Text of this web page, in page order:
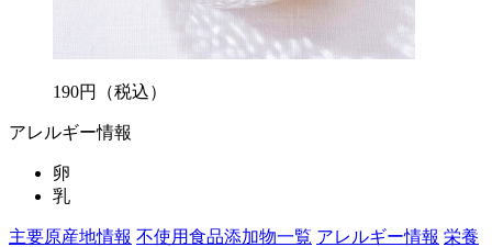
190円 （税込）
アレルギー情報
卵
乳
主要原産地情報 不使用食品添加物一覧 アレルギー情報 栄養